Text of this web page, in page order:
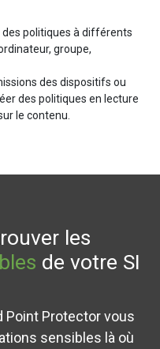
politiques à différents
groupe,
des dispositifs ou
des politiques en lecture
le contenu.
les
de votre SI
Point Protector vous
sensibles là où